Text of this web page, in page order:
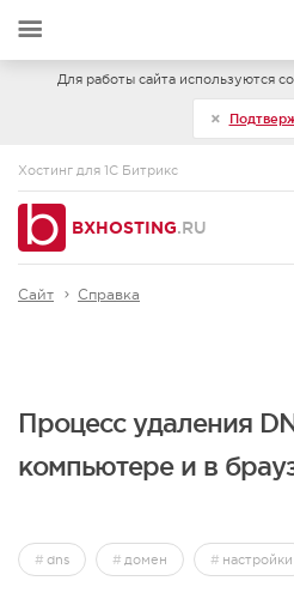
Для работы сайта используются
Хостинг для 1С Битрикс
BXHOSTING.RU
Сайт Справка
Процесс удаления
компьютере и в
dns домен настройки